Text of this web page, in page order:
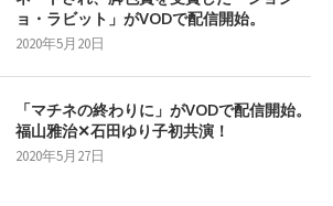
ョ・ラビット」がVODで配信開始。
2020年5月20日
「マチネの終わりに」がVODで配信開始。
福山雅治✕石田ゆり子初共演！
2020年5月27日